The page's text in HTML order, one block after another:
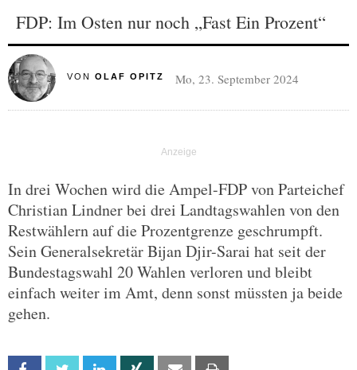
FDP: Im Osten nur noch „Fast Ein Prozent“
VON OLAF OPITZ Mo, 23. September 2024
In drei Wochen wird die Ampel-FDP von Parteichef
Christian Lindner bei drei Landtagswahlen von den
Restwählern auf die Prozentgrenze geschrumpft.
Sein Generalsekretär Bijan Djir-Sarai hat seit der
Bundestagswahl 20 Wahlen verloren und bleibt
einfach weiter im Amt, denn sonst müssten ja beide
gehen.